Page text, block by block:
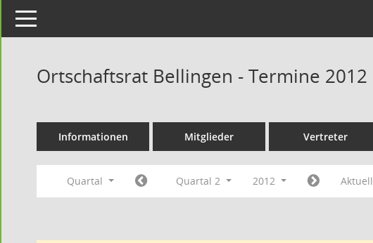
Toggle navigation
Ortschaftsrat Bellingen - Termine 2012
Informationen Mitglieder Vertreter
Quartal Quartal 2 2012 Aktuell